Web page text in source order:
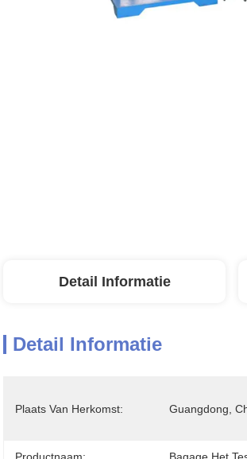
Detail Informatie
Detail Informatie
Plaats Van Herkomst: Guangdong,